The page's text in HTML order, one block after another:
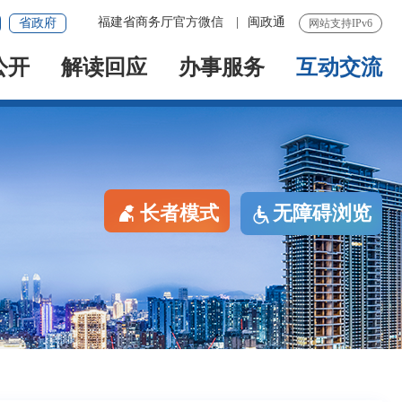
网站支持IPv6
福建省商务厅官方微信 闽政通
省政府
开 解读回应 办事服务 互动交流
长者模式 无障碍浏览